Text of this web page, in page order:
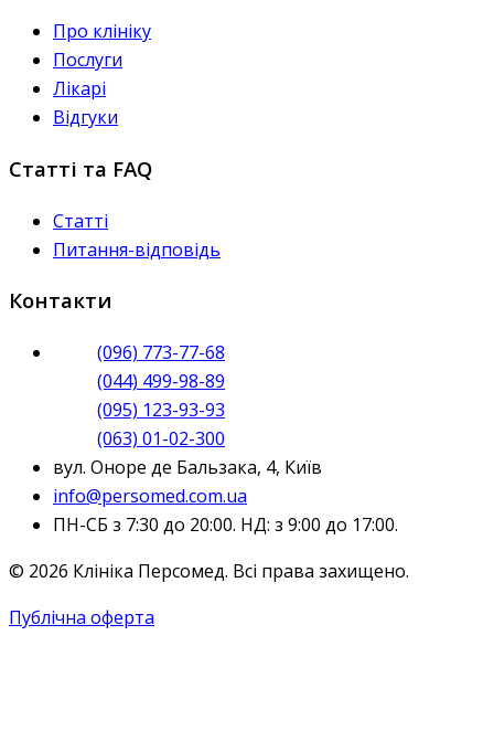
Про клініку
Послуги
Лікарі
Відгуки
Статті та FAQ
Статті
Питання-відповідь
Контакти
(096) 773-77-68
(044) 499-98-89
(095) 123-93-93
(063) 01-02-300
вул. Оноре де Бальзака, 4, Київ
info@persomed.com.ua
ПН-СБ з 7:30 до 20:00. НД: з 9:00 до 17:00.
© 2026 Клініка Персомед. Всі права захищено.
Публічна оферта